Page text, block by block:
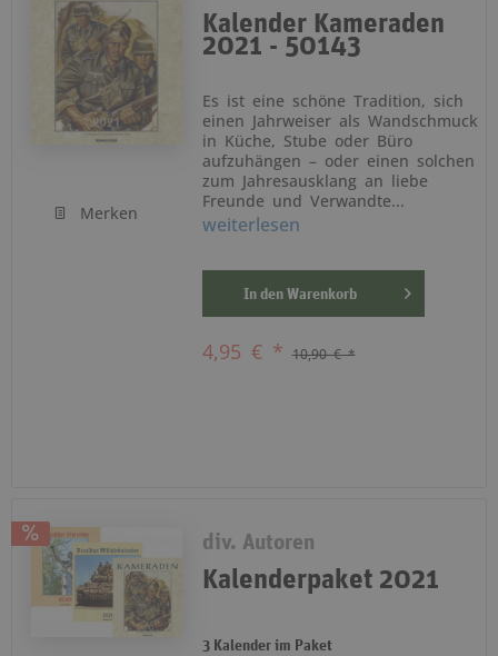
Merken
Kalender Kameraden
2021 - 50143
Es ist eine schöne Tradition, sich
einen Jahrweiser als Wandschmuck
in Küche, Stube oder Büro
aufzuhängen – oder einen solchen
zum Jahresausklang an liebe
Freunde und Verwandte...
weiterlesen
In den Warenkorb
4,95 € * 10,90 € *
div. Autoren
Kalenderpaket 2021
3 Kalender im Paket